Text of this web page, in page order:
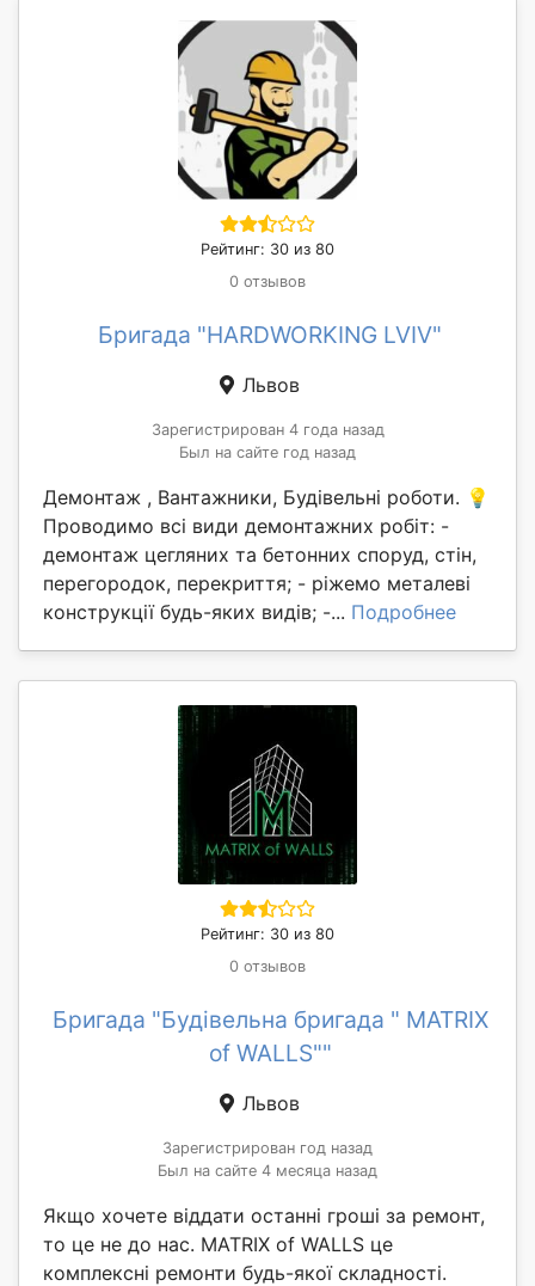
Рейтинг: 30 из 80
0 отзывов
Бригада "HARDWORKING LVIV"
Львов
Зарегистрирован 4 года назад
Был на сайте год назад
Демонтаж , Вантажники, Будівельні роботи. 💡
Проводимо всі види демонтажних робіт: -
демонтаж цегляних та бетонних споруд, стін,
перегородок, перекриття; - ріжемо металеві
конструкції будь-яких видів; -... Подробнее
Рейтинг: 30 из 80
0 отзывов
Бригада "Будівельна бригада " MATRIX
of WALLS""
Львов
Зарегистрирован год назад
Был на сайте 4 месяца назад
Якщо хочете віддати останні гроші за ремонт,
то це не до нас. MATRIX of WALLS це
комплексні ремонти будь-якої складності.